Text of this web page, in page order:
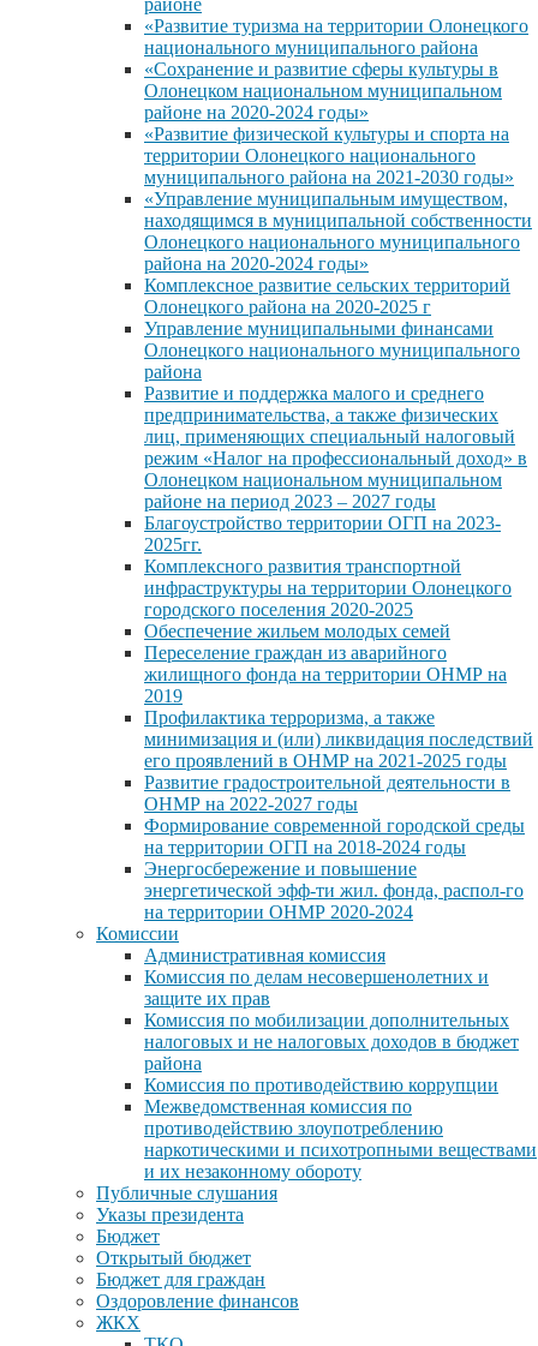
«Развитие туризма на территории Олонецкого
национального муниципального района
«Сохранение и развитие сферы культуры в
Олонецком национальном муниципальном
районе на 2020-2024 годы»
«Развитие физической культуры и спорта на
территории Олонецкого национального
муниципального района на 2021-2030 годы»
«Управление муниципальным имуществом,
находящимся в муниципальной собственности
Олонецкого национального муниципального
района на 2020-2024 годы»
Комплексное развитие сельских территорий
Олонецкого района на 2020-2025 г
Управление муниципальными финансами
Олонецкого национального муниципального
района
Развитие и поддержка малого и среднего
предпринимательства, а также физических
лиц, применяющих специальный налоговый
режим «Налог на профессиональный доход» в
Олонецком национальном муниципальном
районе на период 2023 – 2027 годы
Благоустройство территории ОГП на 2023-
2025гг.
Комплексного развития транспортной
инфраструктуры на территории Олонецкого
городского поселения 2020-2025
Обеспечение жильем молодых семей
Переселение граждан из аварийного
жилищного фонда на территории ОНМР на
2019
Профилактика терроризма, а также
минимизация и (или) ликвидация последствий
его проявлений в ОНМР на 2021-2025 годы
Развитие градостроительной деятельности в
ОНМР на 2022-2027 годы
Формирование современной городской среды
на территории ОГП на 2018-2024 годы
Энергосбережение и повышение
энергетической эфф-ти жил. фонда, распол-го
на территории ОНМР 2020-2024
Комиссии
Административная комиссия
Комиссия по делам несовершенолетних и
защите их прав
Комиссия по мобилизации дополнительных
налоговых и не налоговых доходов в бюджет
района
Комиссия по противодействию коррупции
Межведомственная комиссия по
противодействию злоупотреблению
наркотическими и психотропными веществами
и их незаконному обороту
Публичные слушания
Указы президента
Бюджет
Открытый бюджет
Бюджет для граждан
Оздоровление финансов
ЖКХ